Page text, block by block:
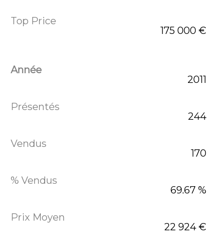
175 000 €
2011
244
170
69.67 %
22 924 €